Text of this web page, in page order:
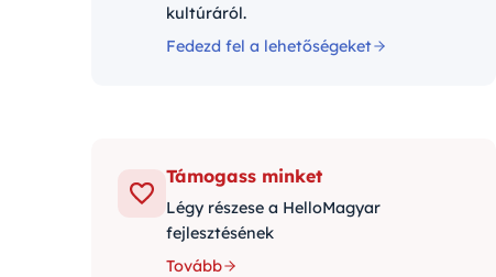
kultúráról.
Fedezd fel a lehetőségeket
Támogass minket
Légy részese a HelloMagyar
fejlesztésének
Tovább